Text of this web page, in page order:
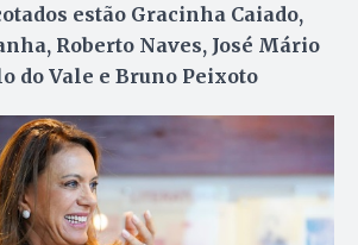
estão Gracinha Caiado,
Roberto Naves, José Mário
do Vale e Bruno Peixoto